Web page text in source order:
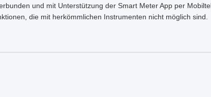
und mit Unterstützung der Smart Meter App per
die mit herkömmlichen Instrumenten nicht möglich sind.